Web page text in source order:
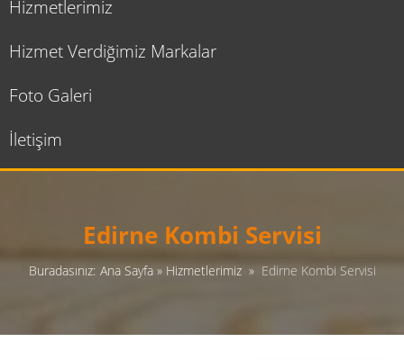
Hizmetlerimiz
Hizmet Verdiğimiz Markalar
Foto Galeri
İletişim
Edirne Kombi Servisi
Buradasınız: Ana Sayfa» Hizmetlerimiz » Edirne Kombi Servisi